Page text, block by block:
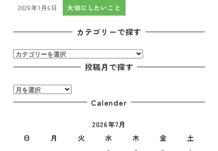
投稿日
2026年1月6日 大切にしたいこと
カテゴリーで探す
カ
テ
リ
ー
投稿月で探す
投
稿
Calender
2026年7月
日
月 火 水 木 金
土